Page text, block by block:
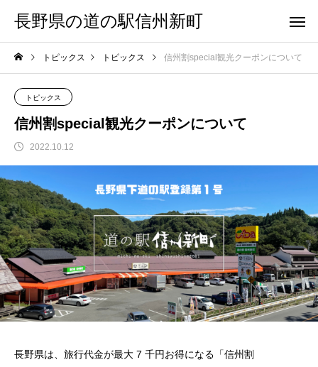
長野県の道の駅信州新町
トピックス トピックス 信州割special観光クーポンについて
トピックス
信州割special観光クーポンについて
2022.10.12
長野県は、旅行代金が最大 7 千円お得になる「信州割